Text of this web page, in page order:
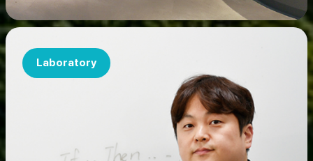
STORE)’라는 이름으로 지난해 11월 문을 열었다.
Laboratory